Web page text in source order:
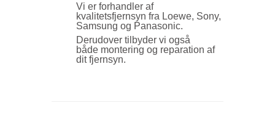
Vi er forhandler af
kvalitetsfjernsyn fra Loewe, Sony,
Samsung og Panasonic.
Derudover tilbyder vi også
både montering og reparation af
dit fjernsyn.